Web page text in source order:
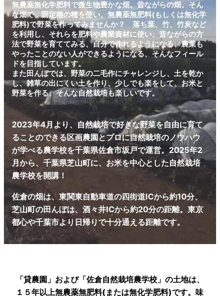
無農薬無化学肥料で微生物豊かな畑。昔ながらの畑。そん
な畑で、固定種の種を使い、無農薬無肥料(もしくは無化学
肥料)で野菜を作ってみませんか？ 落ち葉、竹、竹炭など
を利用し、それらを肥料や農業資材に使い、昔ながらの方
法で野菜を育ててみる、自分で作れるようになる、農業も
やったことのない人ができるようになる、そんなフィール
ドを目指しています。
また田んぼでは、野菜の二毛作にチャレンジし、土を乾か
し、雑草の出にくい土を作り、少しでも楽をして、お米と
野菜を作る、そんな自然栽培も楽しいです。
2023年4月より、自然栽培で好きな野菜を自由に育て
ることのできる区画農園とプロに自然栽培のノウハウ
が学べる農学校を千葉県佐倉市坂戸で運営。2025年2
月から、千葉県芝山町に、お米を中心とした自然栽培
農学校を開講！
佐倉の畑は、東関東自動車道の四街道ICから約10分、
芝山町の田んぼは、酒々井ICから約20分の距離。東京
都心や千葉市より日帰りで十分通える距離です。
「貸農園」および「佐倉自然栽培農学校」の土地は、
１５年以上無農薬無肥料(または無化学肥料)です。味